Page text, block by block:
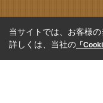
当サイトでは、お客様
詳しくは、当社の 「